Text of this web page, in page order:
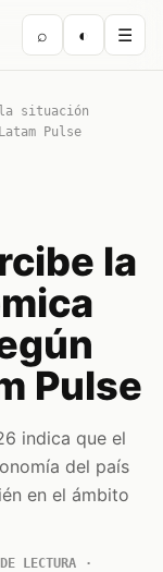
⌕ ◐ ☰
la situación
Pulse
la
Pulse
indica que el
del país
en el ámbito
LECTURA